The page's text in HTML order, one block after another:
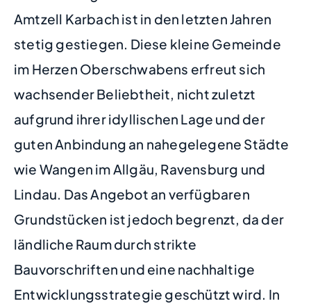
Amtzell Karbach ist in den letzten Jahren
stetig gestiegen. Diese kleine Gemeinde
im Herzen Oberschwabens erfreut sich
wachsender Beliebtheit, nicht zuletzt
aufgrund ihrer idyllischen Lage und der
guten Anbindung an nahegelegene Städte
wie Wangen im Allgäu, Ravensburg und
Lindau. Das Angebot an verfügbaren
Grundstücken ist jedoch begrenzt, da der
ländliche Raum durch strikte
Bauvorschriften und eine nachhaltige
Entwicklungsstrategie geschützt wird. In